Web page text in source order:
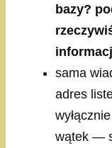
bazy?
sama
adres
wątek —